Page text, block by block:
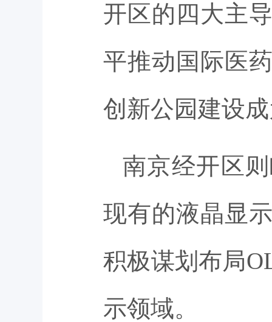
开区的四大主
平推动国际医
创新公园建设
南京经开区
现有的液晶显
积极谋划布局
示领域。